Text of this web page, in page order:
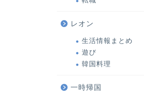
レオン
生活情報まとめ
遊び
韓国料理
一時帰国